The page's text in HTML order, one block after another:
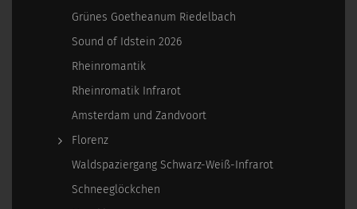
Grünes Goetheanum Riedelbach
Sound of Idstein 2026
Rheinromantik
Rheinromatik Infrarot
Amsterdam und Zandvoort
Florenz
Waldspaziergang Schwarz-Weiß-Infrarot
Schneeglöckchen